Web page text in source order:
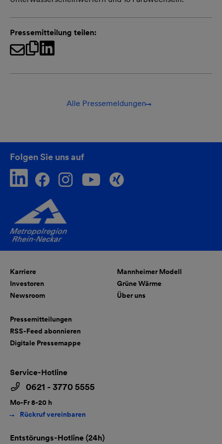
Pressemitteilung teilen:
Alle Pressemeldungen
Folgen Sie uns auf
Karriere
Investoren
Newsroom
Mannheimer Modell
Grüne Wärme
Über uns
Pressemitteilungen
RSS-Feed abonnieren
Digitale Pressemappe
Service-Hotline
0621 - 3770 5555
Mo-Fr 8-20 h
Rückruf vereinbaren
Entstörungs-Hotline (24h)